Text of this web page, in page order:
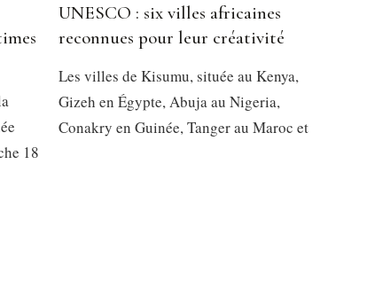
18
UNESCO : six villes africaines
reconnues pour leur créativité
Les villes de Kisumu, située au Kenya,
Gizeh en Égypte, Abuja au Nigeria,
Conakry en Guinée, Tanger au Maroc et